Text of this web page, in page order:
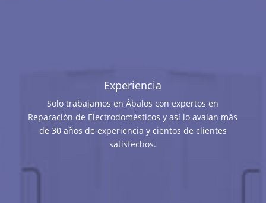
Experiencia
Solo trabajamos en Ábalos con expertos en
Reparación de Electrodomésticos y así lo avalan más
de 30 años de experiencia y cientos de clientes
satisfechos.